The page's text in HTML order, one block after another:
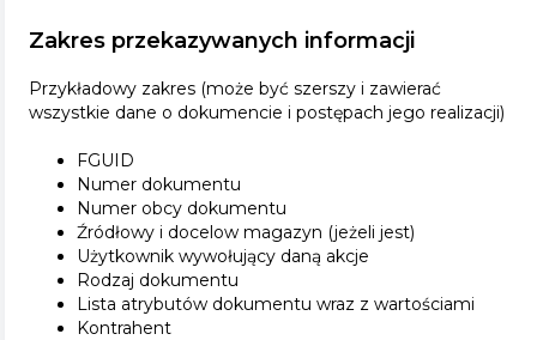
Zakres przekazywanych informacji
Przykładowy zakres (może być szerszy i zawierać
wszystkie dane o dokumencie i postępach jego realizacji)
FGUID
Numer dokumentu
Numer obcy dokumentu
Źródłowy i docelow magazyn (jeżeli jest)
Użytkownik wywołujący daną akcje
Rodzaj dokumentu
Lista atrybutów dokumentu wraz z wartościami
Kontrahent